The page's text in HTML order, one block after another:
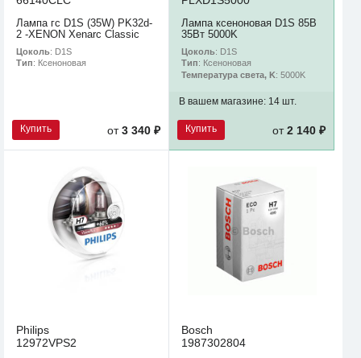
Лампа гс D1S (35W) PK32d-
2 -XENON Xenarc Classic
Цоколь: D1S
Тип: Ксеноновая
Купить от3 340 ₽
Лампа ксеноновая D1S 85В
35Вт 5000K
Цоколь: D1S
Тип: Ксеноновая
Температура света, K: 5000K
В вашем магазине: 14 шт.
Купить от2 140 ₽
Philips
12972VPS2
Bosch
1987302804